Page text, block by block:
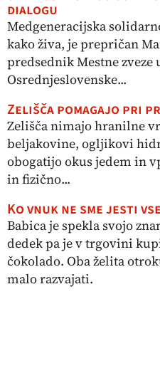
dialogu
Medgeneracijska
kako živa, je prepričan
predsednik Mestne
Osrednjeslovenske...
Zelišča pomagajo pri
Zelišča nimajo hranilne
beljakovine, ogljikovi
obogatijo okus jedem in
in fizično...
Ko vnuk ne sme jesti
Babica je spekla svojo
dedek pa je v trgovini
čokolado. Oba želita
malo razvajati.